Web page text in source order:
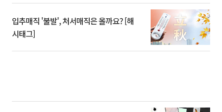
입추매직 '불발', 처서매직은 올까요? [해
시태그]